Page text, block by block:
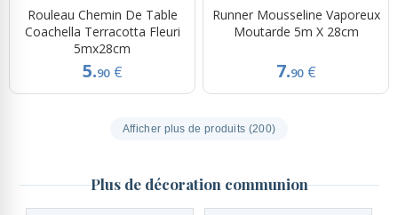
Rouleau Chemin De Table
Coachella Terracotta Fleuri
5mx28cm
5.90 €
Runner Mousseline Vaporeux
Moutarde 5m X 28cm
7.90 €
Afficher plus de produits (200)
Plus de décoration communion